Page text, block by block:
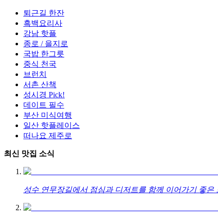
퇴근길 한잔
흑백요리사
강남 핫플
종로 / 을지로
국밥 한그릇
중식 천국
브런치
서촌 산책
성시경 Pick!
데이트 필수
부산 미식여행
일산 핫플레이스
떠나요 제주로
최신 맛집 소식
성수 연무장길에서 점심과 디저트를 함께 이어가기 좋은